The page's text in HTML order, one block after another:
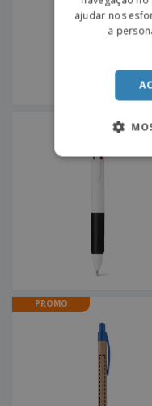
PROMO
ajudar nos
a